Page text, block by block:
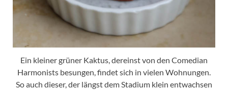
Ein kleiner grüner Kaktus, dereinst von den Comedian
Harmonists besungen, findet sich in vielen Wohnungen.
So auch dieser, der längst dem Stadium klein entwachsen